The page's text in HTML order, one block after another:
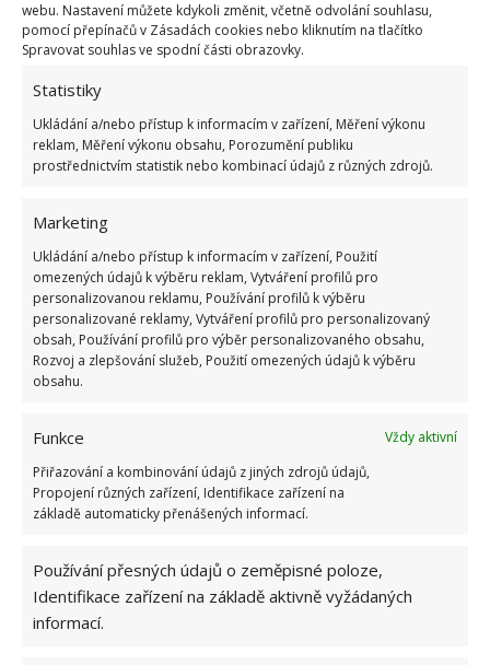
webu. Nastavení můžete kdykoli změnit, včetně odvolání souhlasu,
pomocí přepínačů v Zásadách cookies nebo kliknutím na tlačítko
Spravovat souhlas ve spodní části obrazovky.
Statistiky
Ukládání a/nebo přístup k informacím v zařízení, Měření výkonu
reklam, Měření výkonu obsahu, Porozumění publiku
prostřednictvím statistik nebo kombinací údajů z různých zdrojů.
Marketing
Ukládání a/nebo přístup k informacím v zařízení, Použití
omezených údajů k výběru reklam, Vytváření profilů pro
personalizovanou reklamu, Používání profilů k výběru
personalizované reklamy, Vytváření profilů pro personalizovaný
obsah, Používání profilů pro výběr personalizovaného obsahu,
Rozvoj a zlepšování služeb, Použití omezených údajů k výběru
obsahu.
Funkce
Vždy aktivní
Přiřazování a kombinování údajů z jiných zdrojů údajů,
Propojení různých zařízení, Identifikace zařízení na
základě automaticky přenášených informací.
Používání přesných údajů o zeměpisné poloze,
Identifikace zařízení na základě aktivně vyžádaných
informací.
lepší“. 🙂
⦁ Konektivita
Nezapomeňte ani na všechny potřebné konektory a
bezdrátová připojení, mezi něž patří:
⦁ bluetooth,
⦁ USB,
⦁ jack 3,5 mm,
⦁ čtečka paměťových karet apod.
Pokud váš vysněný pracovní notebook nedisponuje
Pořiďte si univerzální panel, který potřebné porty má